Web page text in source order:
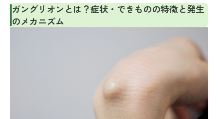
ガングリオンとは？症状・できものの特徴と発生
のメカニズム